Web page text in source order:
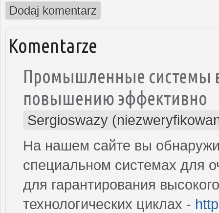
Dodaj komentarz
Komentarze
Промышленные системы
повышению эффективно
Sergioswazy
На нашем сайте вы
специальном системах для
для гарантирования
технологических циклах -